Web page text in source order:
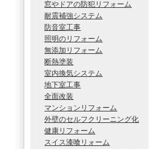
窓やドアの防犯リフォーム
耐震補強システム
防音室工事
照明のリフォーム
無添加リフォーム
断熱塗装
室内換気システム
地下室工事
全面改装
マンションリフォーム
外壁のセルフクリーニング化
健康リフォーム
スイス漆喰リォーム